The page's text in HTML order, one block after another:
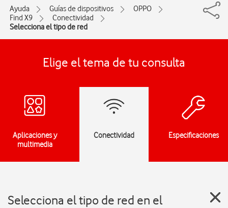
Ayuda Guías de dispositivos
OPPO
Find X9
Conectividad
Selecciona el tipo de red
Elige el tema de tu consulta
Aplicaciones y
multimedia
Conectividad Especificaciones
Selecciona el tipo de red en el